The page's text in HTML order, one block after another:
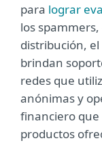
para lograr
los
distribución,
brindan
redes que
anónimas y
financiero que
productos